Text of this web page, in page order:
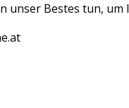
unser Bestes tun,